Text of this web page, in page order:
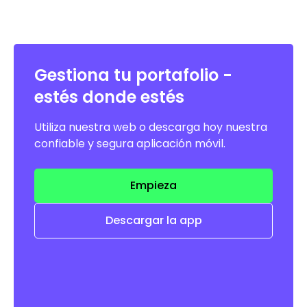
Gestiona tu portafolio -
estés donde estés
Utiliza nuestra web o descarga hoy nuestra
confiable y segura aplicación móvil.
Empieza
Descargar la app